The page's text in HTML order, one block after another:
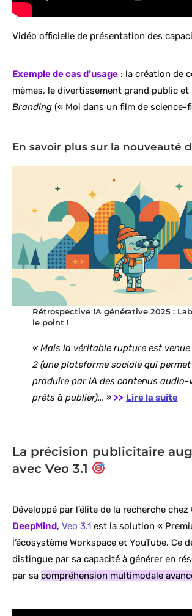
Vidéo officielle de présentation des
Exemple de cas d’usage : la création de
mèmes, le divertissement grand public et
Branding (« Moi dans un film de science-
En savoir plus sur la nouveauté
Rétrospective IA générative 2025 :
le point !
« Mais la véritable rupture est venue
2 (une plateforme sociale qui permet
produire par IA des contenus audio-
prêts à publier)… » >> Lire la suite
La précision publicitaire
avec Veo 3.1
Développé par l’élite de la recherche chez
DeepMind, Veo 3.1 est la solution «
l’écosystème Workspace et YouTube. Ce
distingue par sa capacité à générer en
par sa compréhension multimodale